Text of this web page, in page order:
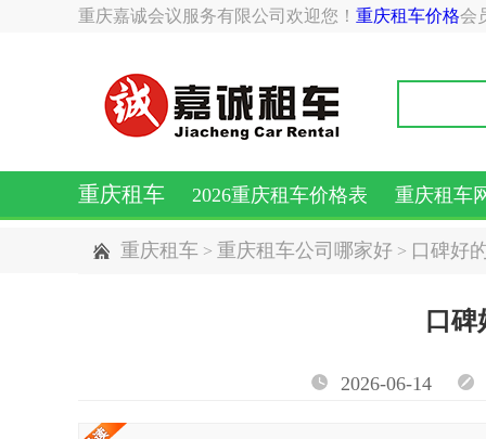
重庆嘉诚会议服务有限公司欢迎您！ 重庆租车价格会
重庆租车 2026重庆租车价格表 重庆租车
重庆租车 > 重庆租车公司哪家好 > 口碑好
口
2026-06-14